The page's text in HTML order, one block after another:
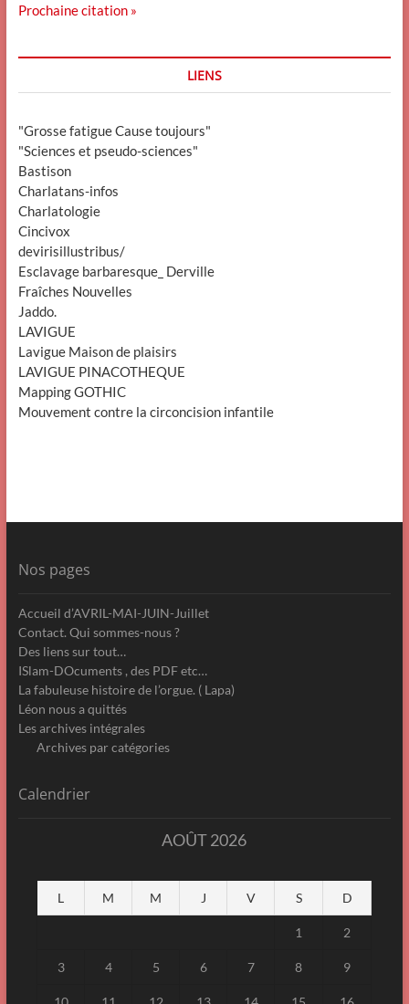
Prochaine citation »
LIENS
"Grosse fatigue Cause toujours"
"Sciences et pseudo-sciences"
Bastison
Charlatans-infos
Charlatologie
Cincivox
devirisillustribus/
Esclavage barbaresque_ Derville
Fraîches Nouvelles
Jaddo.
LAVIGUE
Lavigue Maison de plaisirs
LAVIGUE PINACOTHEQUE
Mapping GOTHIC
Mouvement contre la circoncision infantile
Nos pages
Accueil d’AVRIL-MAI-JUIN-Juillet
Contact. Qui sommes-nous ?
Des liens sur tout…
ISlam-DOcuments , des PDF etc…
La fabuleuse histoire de l’orgue. ( Lapa)
Léon nous a quittés
Les archives intégrales
Archives par catégories
Calendrier
AOÛT 2026
L M M J V S D
1 2
3 4 5 6 7 8 9